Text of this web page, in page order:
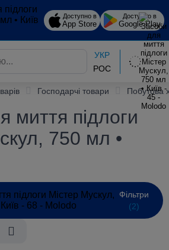
Доступно в
App Store
Доступно в
Google Play
УКР
РОС
Господарчі товари Побутова
миття підлоги
750 мл •
Фільтри
(2)